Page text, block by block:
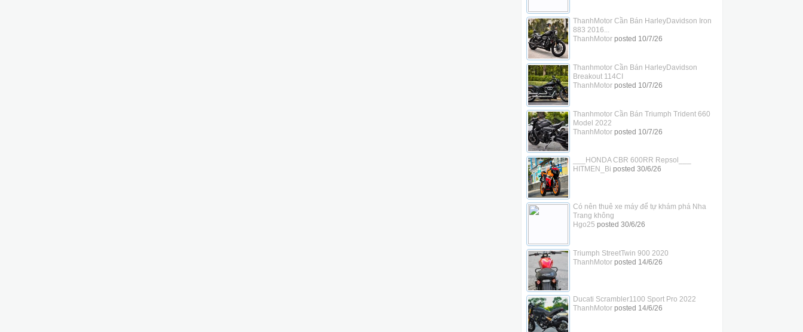
ThanhMotor Cần Bán HarleyDavidson Iron
883 2016...
ThanhMotorposted 10/7/26
Thanhmotor Cần Bán HarleyDavidson
Breakout 114CI
ThanhMotorposted 10/7/26
Thanhmotor Cần Bán Triumph Trident 660
Model 2022
ThanhMotorposted 10/7/26
___HONDA CBR 600RR Repsol___
HITMEN_Bi posted 30/6/26
Có nên thuê xe máy để tự khám phá Nha
Trang không
Hgo25 posted 30/6/26
Triumph StreetTwin 900 2020
ThanhMotorposted 14/6/26
Ducati Scrambler1100 Sport Pro 2022
ThanhMotorposted 14/6/26